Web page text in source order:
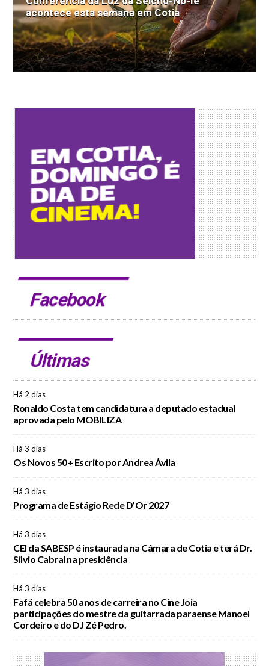
acontece esta semana em Cotia
Facebook
Últimas
Há 2 dias
Ronaldo Costa tem candidatura a deputado estadual
aprovada pelo MOBILIZA
Há 3 dias
Os Novos 50+ Escrito por Andrea Ávila
Há 3 dias
Programa de Estágio Rede D’Or 2027
Há 3 dias
CEI da SABESP é instaurada na Câmara de Cotia e terá Dr.
Silvio Cabral na presidência
Há 3 dias
Fafá celebra 50 anos de carreira no Cine Joia
participações do mestre da guitarrada paraense Manoel
Cordeiro e do DJ Zé Pedro.